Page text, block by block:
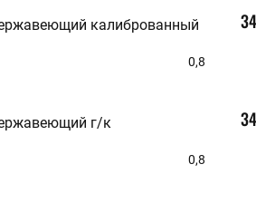
калиброванный
0,8
г/к
0,8
380